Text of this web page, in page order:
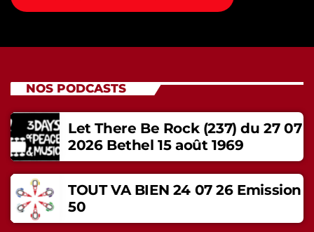
NOS PODCASTS
Let There Be Rock (237) du 27 07
2026 Bethel 15 août 1969
TOUT VA BIEN 24 07 26 Emission
50